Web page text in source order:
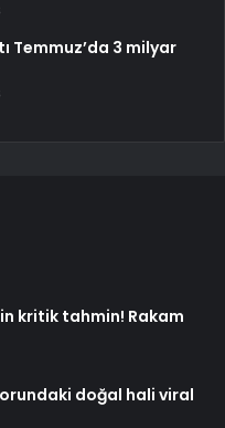
Temmuz’da 3 milyar
kritik tahmin! Rakam
doğal hali viral